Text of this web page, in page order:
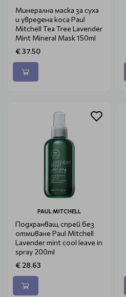
Минерална маска за суха
и увредена коса Paul
Mitchell Tea Tree Lavender
Mint Mineral Mask 150ml
€ 37.50
PAUL MITCHELL
Подхранващ спрей без
отмиване Paul Mitchell
Lavender mint cool leave in
spray 200ml
€ 28.63